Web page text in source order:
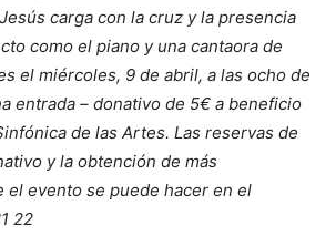
carga con la cruz y la presencia
como el piano y una cantaora de
el miércoles, 9 de abril, a las ocho de
entrada – donativo de 5€ a beneficio
de las Artes. Las reservas de
y la obtención de más
el evento se puede hacer en el
22